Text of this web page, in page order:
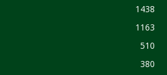
1438
1163
510
380